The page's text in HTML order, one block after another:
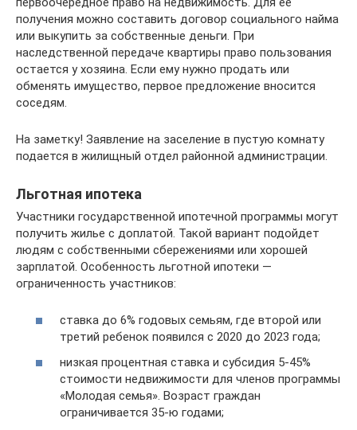
получения можно составить договор социального найма
или выкупить за собственные деньги. При
наследственной передаче квартиры право пользования
остается у хозяина. Если ему нужно продать или
обменять имущество, первое предложение вносится
соседям.
На заметку! Заявление на заселение в пустую комнату
подается в жилищный отдел районной администрации.
Льготная ипотека
Участники государственной ипотечной программы могут
получить жилье с доплатой. Такой вариант подойдет
людям с собственными сбережениями или хорошей
зарплатой. Особенность льготной ипотеки —
ограниченность участников:
ставка до 6% годовых семьям, где второй или
третий ребенок появился с 2020 до 2023 года;
низкая процентная ставка и субсидия 5-45%
стоимости недвижимости для членов программы
«Молодая семья». Возраст граждан
ограничивается 35-ю годами;